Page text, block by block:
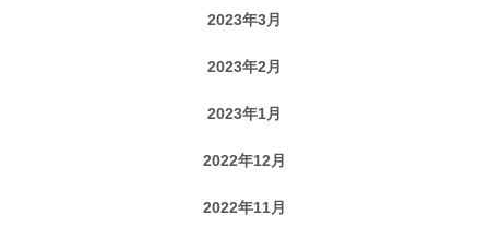
2023年3月
2023年2月
2023年1月
2022年12月
2022年11月